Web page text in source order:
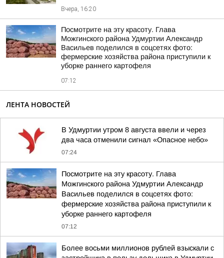
Вчера, 16:20
Посмотрите на эту красоту. Глава
Можгинского района Удмуртии Александр
Васильев поделился в соцсетях фото:
фермерские хозяйства района приступили к
уборке раннего картофеля
07:12
ЛЕНТА НОВОСТЕЙ
В Удмуртии утром 8 августа ввели и через
два часа отменили сигнал «Опасное небо»
07:24
Посмотрите на эту красоту. Глава
Можгинского района Удмуртии Александр
Васильев поделился в соцсетях фото:
фермерские хозяйства района приступили к
уборке раннего картофеля
07:12
Более восьми миллионов рублей взыскали с